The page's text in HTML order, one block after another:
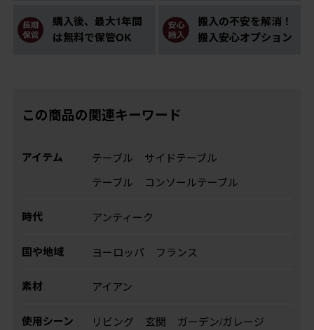
購入後、最大1年間
は無料で保管OK
搬入の不安を解消！
搬入安心オプション
この商品の関連キーワード
アイテム テーブル
サイドテーブル
テーブル
コンソールテーブル
時代 アンティーク
国や地域 ヨーロッパ フランス
素材 アイアン
使用シーン リビング 玄関
ガーデン/ガレージ